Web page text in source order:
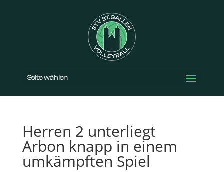
Seite wählen
Herren 2 unterliegt
Arbon knapp in einem
umkämpften Spiel